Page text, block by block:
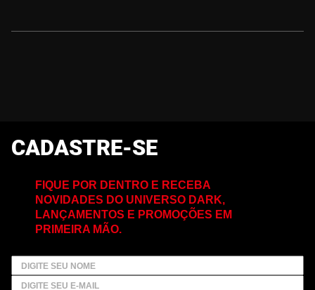
CADASTRE-SE
FIQUE POR DENTRO E RECEBA
NOVIDADES DO UNIVERSO DARK,
LANÇAMENTOS E PROMOÇÕES EM
PRIMEIRA MÃO.